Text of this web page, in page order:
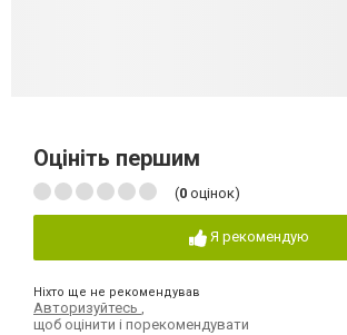
Оцініть першим
(0 оцінок)
Я рекомендую
Ніхто ще не рекомендував
Авторизуйтесь ,
щоб оцінити і порекомендувати